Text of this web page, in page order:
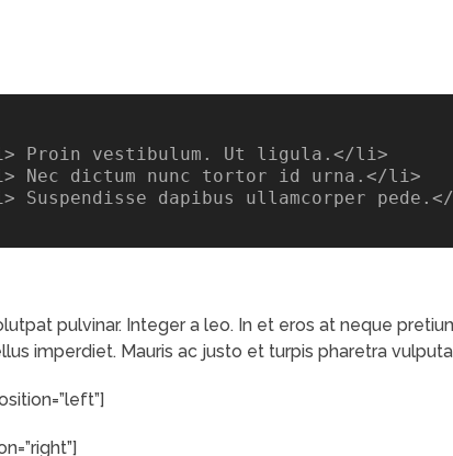
Proin vestibulum. Ut ligula.</li>
Nec dictum nunc tortor id urna.</li>
dapibus ullamcorper
pulvinar. Integer a leo. In et eros at neque
imperdiet. Mauris ac justo et turpis pharetra